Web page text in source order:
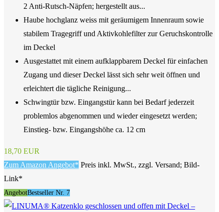
2 Anti-Rutsch-Näpfen; hergestellt aus...
Haube hochglanz weiss mit geräumigem Innenraum sowie
stabilem Tragegriff und Aktivkohlefilter zur Geruchskontrolle
im Deckel
Ausgestattet mit einem aufklappbarem Deckel für einfachen
Zugang und dieser Deckel lässt sich sehr weit öffnen und
erleichtert die tägliche Reinigung...
Schwingtür bzw. Eingangstür kann bei Bedarf jederzeit
problemlos abgenommen und wieder eingesetzt werden;
Einstieg- bzw. Eingangshöhe ca. 12 cm
18,70 EUR
Zum Amazon Angebot* Preis inkl. MwSt., zzgl. Versand; Bild-
Link*
AngebotBestseller Nr. 7